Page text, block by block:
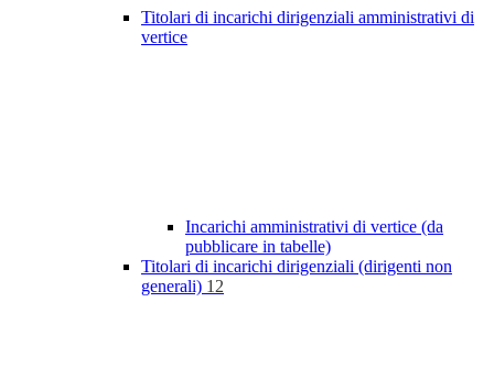
Titolari di incarichi dirigenziali amministrativi di
vertice
Incarichi amministrativi di vertice (da
pubblicare in tabelle)
Titolari di incarichi dirigenziali (dirigenti non
generali) 12